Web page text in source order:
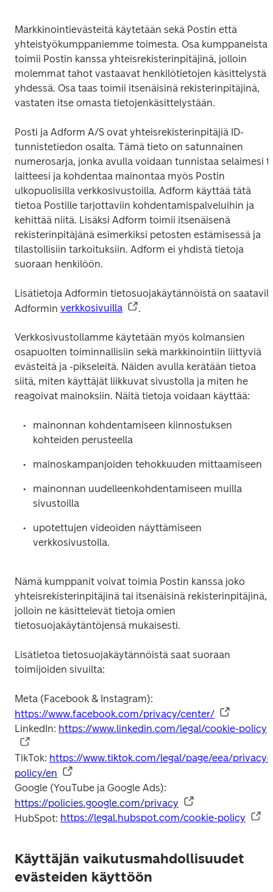
Markkinointievästeitä käytetään sekä Postin että
yhteistyökumppaniemme toimesta. Osa kumppaneista
toimii Postin kanssa yhteisrekisterinpitäjinä, jolloin
molemmat tahot vastaavat henkilötietojen käsittelystä
yhdessä. Osa taas toimii itsenäisinä rekisterinpitäjinä,
vastaten itse omasta tietojenkäsittelystään.
Posti ja Adform A/S ovat yhteisrekisterinpitäjiä ID-
tunnistetiedon osalta. Tämä tieto on satunnainen
numerosarja, jonka avulla voidaan tunnistaa selaimesi
laitteesi ja kohdentaa mainontaa myös Postin
ulkopuolisilla verkkosivustoilla. Adform käyttää tätä
tietoa Postille tarjottaviin kohdentamispalveluihin ja
kehittää niitä. Lisäksi Adform toimii itsenäisenä
rekisterinpitäjänä esimerkiksi petosten estämisessä ja
tilastollisiin tarkoituksiin. Adform ei yhdistä tietoja
suoraan henkilöön.
Lisätietoja Adformin tietosuojakäytännöistä on
Adformin verkkosivuilla .
Verkkosivustollamme käytetään myös kolmansien
osapuolten toiminnallisiin sekä markkinointiin liittyviä
evästeitä ja -pikseleitä. Näiden avulla kerätään tietoa
siitä, miten käyttäjät liikkuvat sivustolla ja miten he
reagoivat mainoksiin. Näitä tietoja voidaan käyttää:
mainonnan kohdentamiseen kiinnostuksen
kohteiden perusteella
mainoskampanjoiden tehokkuuden mittaamiseen
mainonnan uudelleenkohdentamiseen muilla
sivustoilla
upotettujen videoiden näyttämiseen
verkkosivustolla.
Nämä kumppanit voivat toimia Postin kanssa joko
yhteisrekisterinpitäjinä tai itsenäisinä rekisterinpitäjinä,
jolloin ne käsittelevät tietoja omien
tietosuojakäytäntöjensä mukaisesti.
Lisätietoa tietosuojakäytännöistä saat suoraan
toimijoiden sivuilta:
https://www.facebook.com/privacy/center/
LinkedIn: https://www.linkedin.com/legal/cookie-policy
TikTok: https://www.tiktok.com/legal/page/eea/privacy-
policy/en
https://policies.google.com/privacy
HubSpot: https://legal.hubspot.com/cookie-policy
Käyttäjän vaikutusmahdollisuudet
evästeiden käyttöön